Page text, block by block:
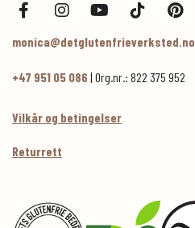
monica@detglutenfrieverksted.no
+47 951 05 086 | Org.nr.: 822 375 952
Vilkår og betingelser
Returrett